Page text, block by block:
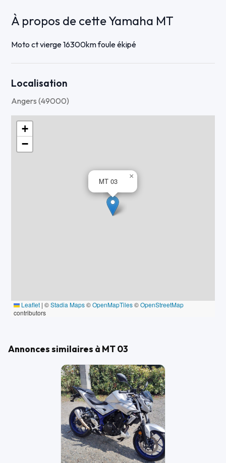
À propos de cette Yamaha MT
Moto ct vierge 16300km foule ékipé
Localisation
Angers (49000)
MT 03
×
+
−
Leaflet | ©Stadia Maps©OpenMapTiles©OpenStreetMap
contributors
Annonces similaires à MT 03